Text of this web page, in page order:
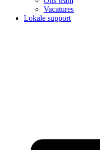
Vacatures
Lokale support